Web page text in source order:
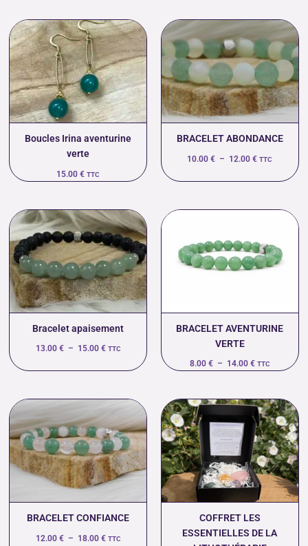
Boucles Irina aventurine
verte
15.00€ TTC
BRACELET ABONDANCE
10.00€ – 12.00€
Plage
prix :
10.00 €
à
12.00 €
TTC
Bracelet apaisement
13.00 € – 15.00 €
Plage
de
prix :
13.00 €
à
15.00 €
TTC
BRACELET AVENTURINE
VERTE
8.00 € – 14.00 €
8.00 €
à
14.00 €
TTC
BRACELET CONFIANCE
12.00 € – 18.00 €
prix :
12.00 €
à
18.00 €
TTC
COFFRET LES
ESSENTIELLES DE LA